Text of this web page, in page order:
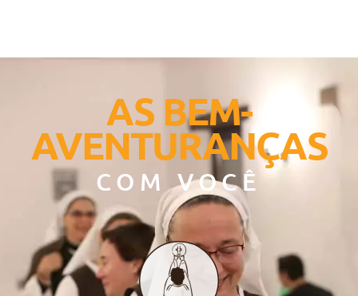
AS BEM-
AVENTURANÇAS
COM VOCÊ